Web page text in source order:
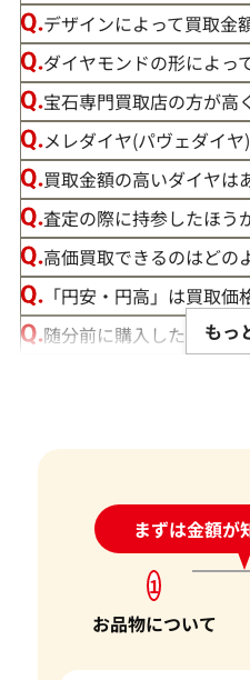
この度は「おたからや」で宝
にありがとうございました。
ただける価格をご提示できま
私たちの目標は、常にお客様
することです。そのためには
最良の買取価格をご提示でき
お客様にとって最良の結果を
とって何よりの励みとなりま
ただけることは、私たちの信
われた証です。今後もお客様
よう、サービスの向上に努め
いただけるよう精進してまいり
デザインによって買取金
ダイヤモンドの形によっ
宝石専門買取店の方が高
メレダイヤ(パヴェダイ
買取金額の高いダイヤは
査定の際に持参したほう
高価買取できるのはどの
「円安・円高」は買取価
随分前に購入したダイヤ
ダイヤモンドの買取価格
身分証明書がなぜ必要？
もっ
まずは金額が
24時間受付中!問
1
お品物について